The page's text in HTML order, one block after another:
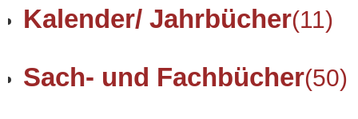
Kalender/ Jahrbücher(11)
Sach- und Fachbücher(50)